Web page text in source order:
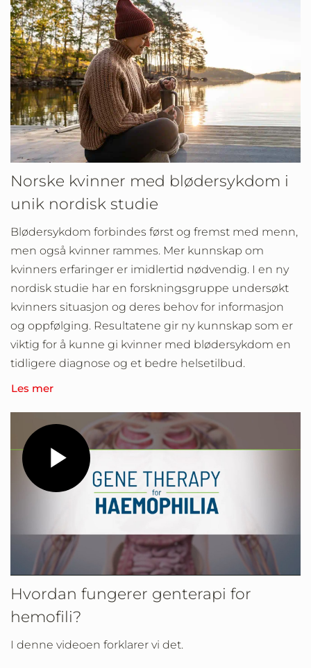
Norske kvinner med blødersykdom i
unik nordisk studie
Blødersykdom forbindes først og fremst med menn,
men også kvinner rammes. Mer kunnskap om
kvinners erfaringer er imidlertid nødvendig. I en ny
nordisk studie har en forskningsgruppe undersøkt
kvinners situasjon og deres behov for informasjon
og oppfølging. Resultatene gir ny kunnskap som er
viktig for å kunne gi kvinner med blødersykdom en
tidligere diagnose og et bedre helsetilbud.
Les mer
Play
Video
Hvordan fungerer genterapi for
hemofili?
I denne videoen forklarer vi det.